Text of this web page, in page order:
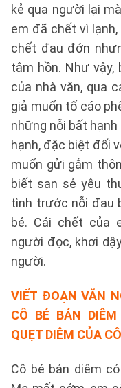
kẻ qua người lại
em đã chết vì
chết đau đớn
tâm hồn. Như vậy,
của nhà văn, qua
giả muốn tố cáo
những nỗi bất
hạnh, đặc biệt đối
muốn gửi gắm
biết san sẻ yêu
tình trước nỗi đau
bé. Cái chết của
người đọc, khơi
người.
VIẾT ĐOẠN VĂN
CÔ BÉ BÁN
QUẸT DIÊM CỦA
Cô bé bán diêm